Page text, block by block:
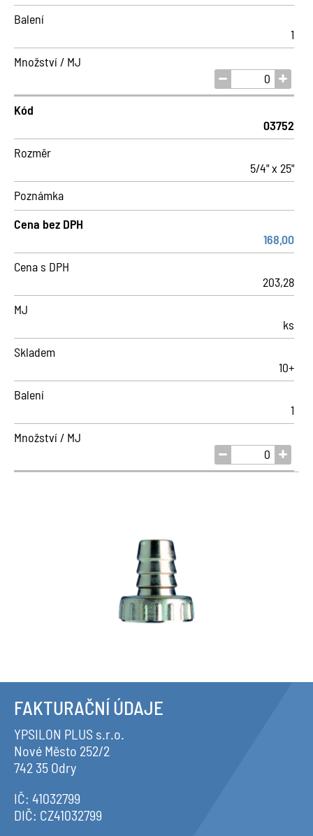
Balení
1
Množství / MJ
Kód
03752
Rozměr
5/4" x 25"
Poznámka
Cena bez DPH
168,00
Cena s DPH
203,28
MJ
ks
Skladem
10+
Balení
1
Množství / MJ
FAKTURAČNÍ ÚDAJE
YPSILON PLUS s.r.o.
Nové Město 252/2
742 35 Odry
IČ: 41032799
DIČ: CZ41032799